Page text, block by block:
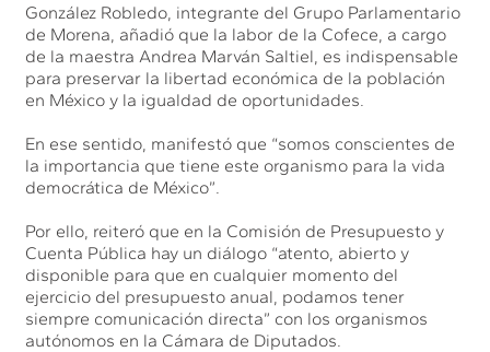
González Robledo, integrante del Grupo Parlamentario
de Morena, añadió que la labor de la Cofece, a cargo
de la maestra Andrea Marván Saltiel, es indispensable
para preservar la libertad económica de la población
en México y la igualdad de oportunidades.
En ese sentido, manifestó que “somos conscientes de
la importancia que tiene este organismo para la vida
democrática de México”.
Por ello, reiteró que en la Comisión de Presupuesto y
Cuenta Pública hay un diálogo “atento, abierto y
disponible para que en cualquier momento del
ejercicio del presupuesto anual, podamos tener
siempre comunicación directa” con los organismos
autónomos en la Cámara de Diputados.